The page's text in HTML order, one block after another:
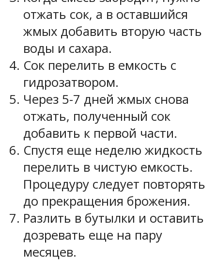
отжать сок, а в оставшийся
жмых добавить вторую часть
воды и сахара.
Сок перелить в емкость с
гидрозатвором.
Через 5-7 дней жмых снова
отжать, полученный сок
добавить к первой части.
Спустя еще неделю жидкость
перелить в чистую емкость.
Процедуру следует повторять
до прекращения брожения.
Разлить в бутылки и оставить
дозревать еще на пару
месяцев.